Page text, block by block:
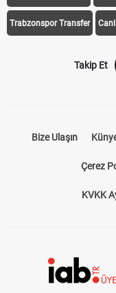
Trabzonspor Transfer
Takip Et
Bize Ulaşın
Çerez
KVKK